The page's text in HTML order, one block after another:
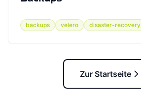
backups velero disaster-recovery
Zur Startseite